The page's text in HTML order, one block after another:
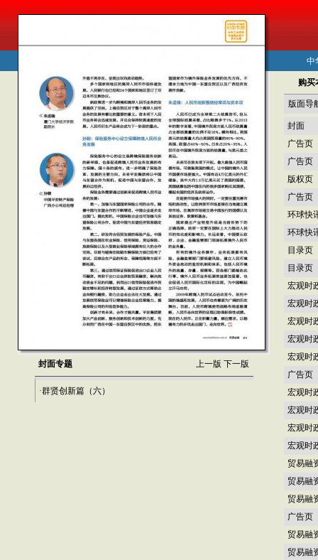
封面专题 上一版 下一版
·群贤创新篇（六）
购买
版面导
封面
广告页
广告页
版权页
广告页
环球快
环球快
目录页
目录页
宏观时
宏观时
宏观时
宏观时
宏观时
广告页
宏观时
宏观时
宏观时
宏观时
贸易融
贸易融
贸易融
广告页
贸易融
贸易融